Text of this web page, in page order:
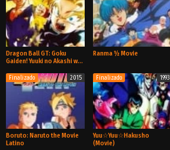
Ova Especial
Especial
Dragon Ball GT: Goku
Gaiden! Yuuki no Akashi wa
Pelicula
Ranma ½ Movie
Finalizado 2015
Boruto: Naruto the Movie
Latino
Finalizado 1993
Yuu☆Yuu☆Hakusho
(Movie)